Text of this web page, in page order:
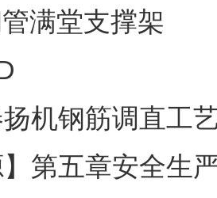
满堂支撑架
扬机钢筋调直工
】第五章安全生